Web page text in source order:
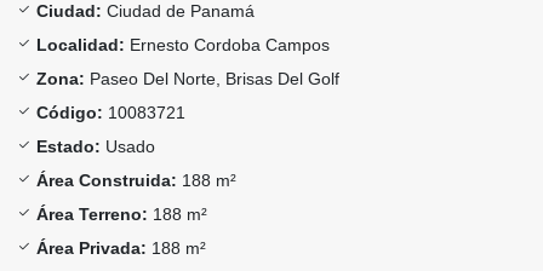
Ciudad: Ciudad de Panamá
Localidad: Ernesto Cordoba Campos
Zona: Paseo Del Norte, Brisas Del Golf
Código: 10083721
Estado: Usado
Área Construida: 188 m²
Área Terreno: 188 m²
Área Privada: 188 m²